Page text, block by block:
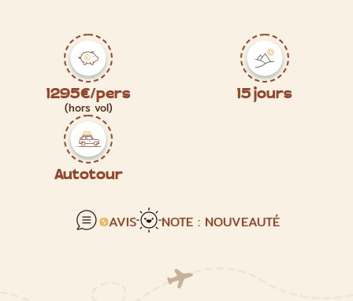
1295€/pers
(hors vol)
15 jours
Autotour
0AVIS NOTE : NOUVEAUTÉ